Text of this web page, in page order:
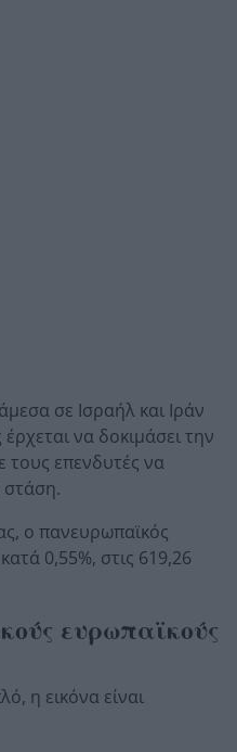
σε Ισραήλ και Ιράν
να δοκιμάσει την
τους επενδυτές να
στάση.
ο πανευρωπαϊκός
0,55%, στις 619,26
ευρωπαϊκούς
η εικόνα είναι